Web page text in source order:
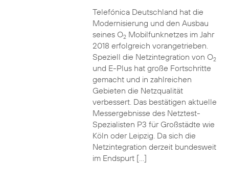
Telefónica Deutschland hat die
Modernisierung und den Ausbau
seines O2Mobilfunknetzes im Jahr
2018 erfolgreich vorangetrieben.
Speziell die Netzintegration von O2
und E-Plus hat große Fortschritte
gemacht und in zahlreichen
Gebieten die Netzqualität
verbessert. Das bestätigen aktuelle
Messergebnisse des Netztest-
Spezialisten P3 für Großstädte wie
Köln oder Leipzig. Da sich die
Netzintegration derzeit bundesweit
im Endspurt […]